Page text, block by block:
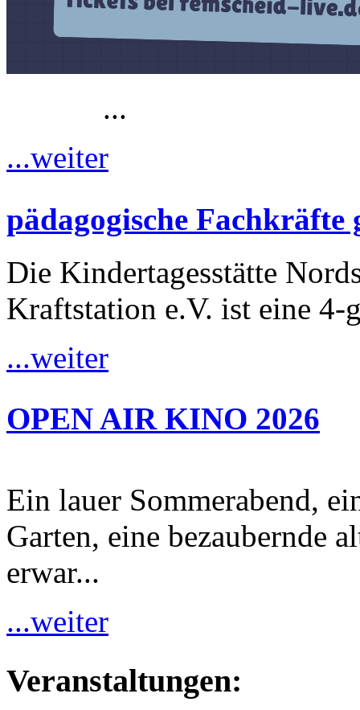
...
...weiter
pädagogische Fachkräfte
Die Kindertagesstätte
Kraftstation e.V. ist eine
...weiter
OPEN AIR KINO 2026
Ein lauer Sommerabend,
Garten, eine bezaubernde
erwar...
...weiter
Veranstaltungen: